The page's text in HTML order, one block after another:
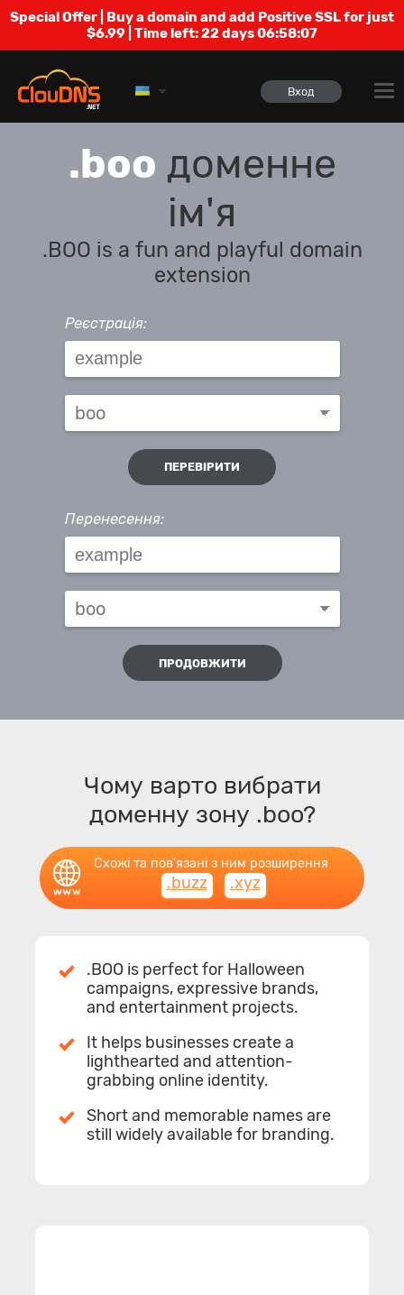
Special Offer | Buy a domain and add Positive SSL for just
$6.99 | Time left:22 days 06:58:06
Вход
.boo доменне
ім'я
.BOO is a fun and playful domain
extension
Реєстрація:
ПЕРЕВІРИТИ
Перенесення:
ПРОДОВЖИТИ
Чому варто вибрати
доменну зону .boo?
Схожі та пов'язані з ним розширення
.buzz .xyz
.BOO is perfect for Halloween
campaigns, expressive brands,
and entertainment projects.
It helps businesses create a
lighthearted and attention-
grabbing online identity.
Short and memorable names are
still widely available for branding.